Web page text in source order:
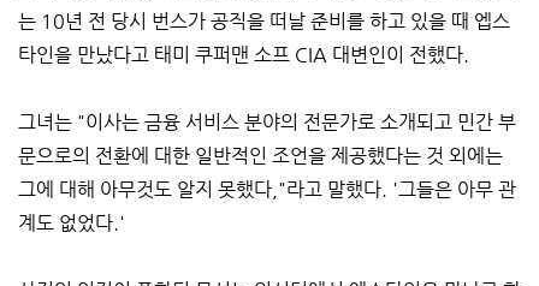
는 10년 전 당시 번스가 공직을 떠날 준비를 하고 있을 때 엡스
타인을 만났다고 태미 쿠퍼맨 소프 CIA 대변인이 전했다.
그녀는 "이사는 금융 서비스 분야의 전문가로 소개되고 민간 부
문으로의 전환에 대한 일반적인 조언을 제공했다는 것 외에는
그에 대해 아무것도 알지 못했다,"라고 말했다. '그들은 아무 관
계도 없었다.'